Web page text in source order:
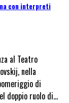
con interpreti
al Teatro
nella
di
doppio ruolo di…